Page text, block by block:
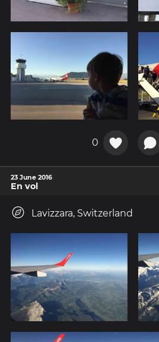
0
23 June 2016
En vol
Lavizzara, Switzerland